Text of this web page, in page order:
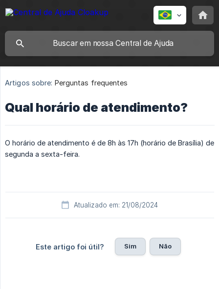
Artigos sobre: Perguntas frequentes
Qual horário de atendimento?
O horário de atendimento é de 8h às 17h (horário de Brasília) de
segunda a sexta-feira.
Atualizado em: 21/08/2024
Este artigo foi útil? Sim Não